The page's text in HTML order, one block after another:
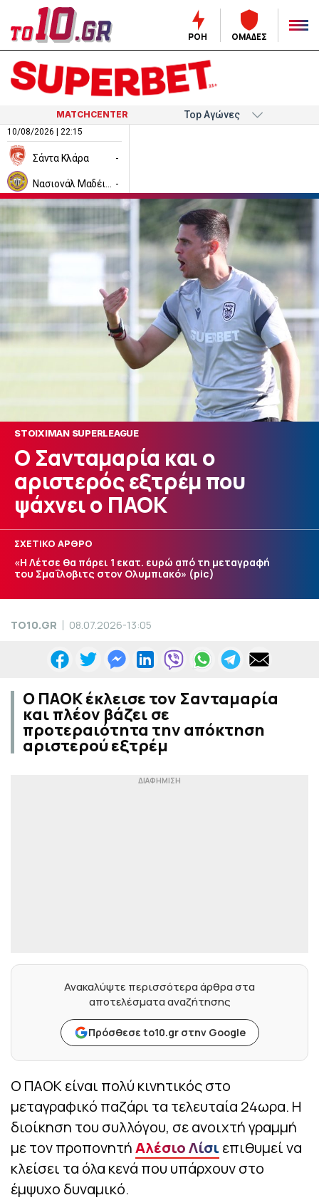
ΡΟΗ ΟΜΑΔΕΣ
MATCHCENTER
10/08/2026 | 22:15
Σάντα Κλάρα -
-
STOIXIMAN SUPERLEAGUE
Ο Σανταμαρία και ο
αριστερός εξτρέμ που
ψάχνει ο ΠΑΟΚ
ΣΧΕΤΙΚΟ ΑΡΘΡΟ
«Η Λέτσε θα πάρει 1 εκατ. ευρώ από τη μεταγραφή
του Σμαΐλοβιτς στον Ολυμπιακό» (pic)
TO10.GR 08.07.2026-13:05
Ο ΠΑΟΚ έκλεισε τον Σανταμαρία
και πλέον βάζει σε
προτεραιότητα την απόκτηση
αριστερού εξτρέμ
Ανακαλύψτε περισσότερα άρθρα στα
αποτελέσματα αναζήτησης
Πρόσθεσε to10.gr στην Google
Ο ΠΑΟΚ είναι πολύ κινητικός στο
μεταγραφικό παζάρι τα τελευταία 24ωρα. Η
διοίκηση του συλλόγου, σε ανοιχτή γραμμή
με τον προπονητήΑλέσιο Λίσι επιθυμεί να
κλείσει τα όλα κενά που υπάρχουν στο
έμψυχο δυναμικό.